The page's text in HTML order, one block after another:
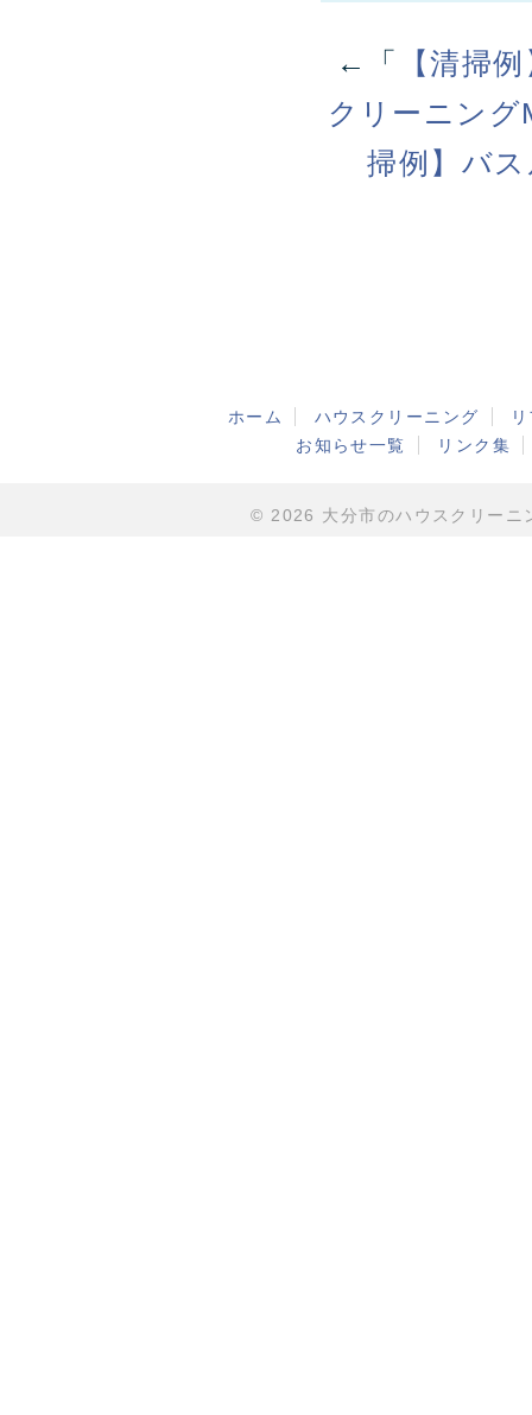
←「
【清掃
クリーニング
掃例】バ
ホーム ハウスクリーニング
お知らせ一覧
リンク集
© 2026 大分市のハウスクリー